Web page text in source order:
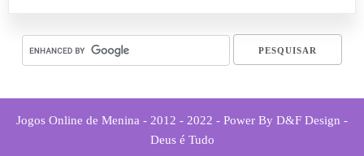
Jogos Online de Menina - 2012 - 2022 - Power By D&F Design -
Deus é Tudo